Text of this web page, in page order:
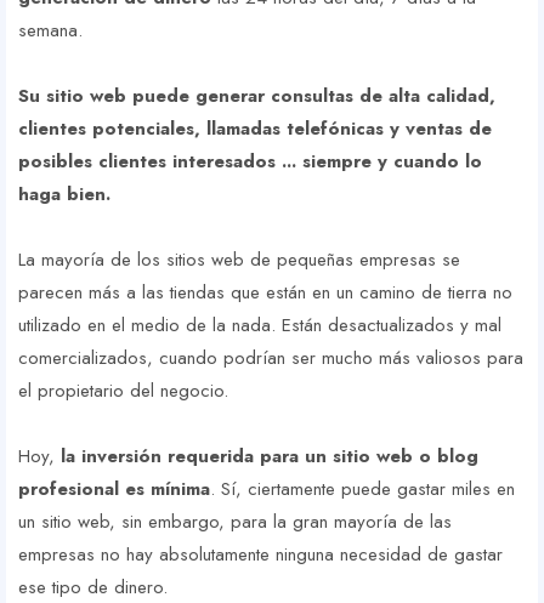
semana.
Su sitio web puede generar consultas de alta calidad,
clientes potenciales, llamadas telefónicas y ventas de
posibles clientes interesados ​​... siempre y cuando lo
haga bien.
La mayoría de los sitios web de pequeñas empresas se
parecen más a las tiendas que están en un camino de tierra no
utilizado en el medio de la nada. Están desactualizados y mal
comercializados, cuando podrían ser mucho más valiosos para
el propietario del negocio.
Hoy, la inversión requerida para un sitio web o blog
profesional es mínima. Sí, ciertamente puede gastar miles en
un sitio web, sin embargo, para la gran mayoría de las
empresas no hay absolutamente ninguna necesidad de gastar
ese tipo de dinero.